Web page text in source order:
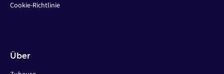
Cookie-Richtlinie
Über